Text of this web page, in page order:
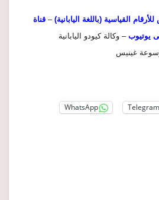
القياسية (باللغة اليابانية) – قناة
يوتيوب – وكالة كيودو اليابانية
غينيس
Telegram
WhatsApp